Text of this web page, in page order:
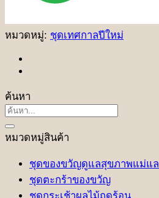
หมวดหมู่: ชุดเทศกาลปีใหม่
ค้นหา
ค้นหา:
หมวดหมู่สินค้า
ชุดของขวัญดูแลสุขภาพแม่แล
ชุดตะกร้าของขวัญ
ชุดกระเช้าผลไม้ฤดูร้อน